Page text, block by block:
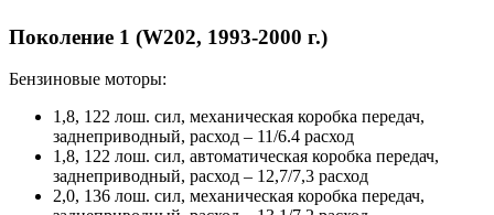
Поколение 1 (W202, 1993-2000 г.)
Бензиновые моторы:
1,8, 122 лош. сил, механическая коробка передач,
заднеприводный, расход – 11/6.4 расход
1,8, 122 лош. сил, автоматическая коробка передач,
заднеприводный, расход – 12,7/7,3 расход
2,0, 136 лош. сил, механическая коробка передач,